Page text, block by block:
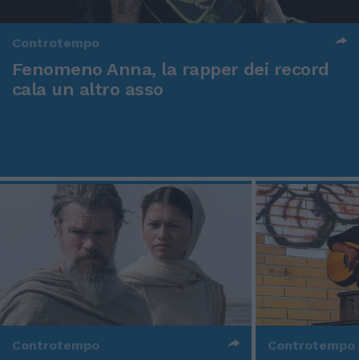
Controtempo
Fenomeno Anna, la rapper dei record
cala un altro asso
Controtempo Controtempo